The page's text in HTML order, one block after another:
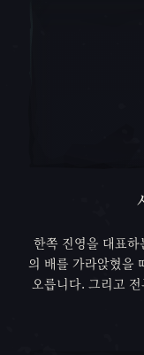
한쪽 진영을 대표
의 배를 가라앉혔을
오릅니다. 그리고